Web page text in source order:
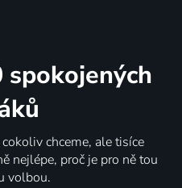
spokojených
chceme, ale tisíce
nejlépe, proč je pro ně tou
volbou.